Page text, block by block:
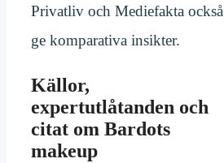
Privatliv och Mediefakta också
ge komparativa insikter.
Källor,
expertutlåtanden och
citat om Bardots
makeup